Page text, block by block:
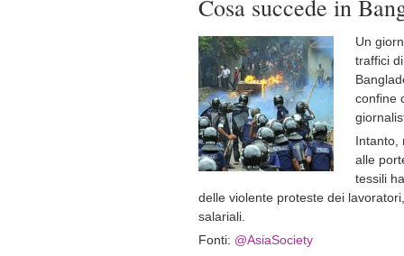
Cosa succede in
Un
traffici
confine
Intanto,
alle
tessili
delle violente proteste dei
salariali.
Fonti: @AsiaSociety